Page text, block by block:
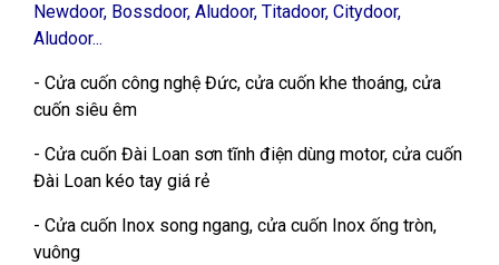
Newdoor, Bossdoor, Aludoor, Titadoor, Citydoor,
Aludoor...
- Cửa cuốn công nghệ Đức, cửa cuốn khe thoáng, cửa
cuốn siêu êm
- Cửa cuốn Đài Loan sơn tĩnh điện dùng motor, cửa cuốn
Đài Loan kéo tay giá rẻ
- Cửa cuốn Inox song ngang, cửa cuốn Inox ống tròn,
vuông